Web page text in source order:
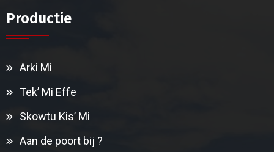
Productie
Arki Mi
Tek’ Mi Effe
Skowtu Kis’ Mi
Aan de poort bij ?